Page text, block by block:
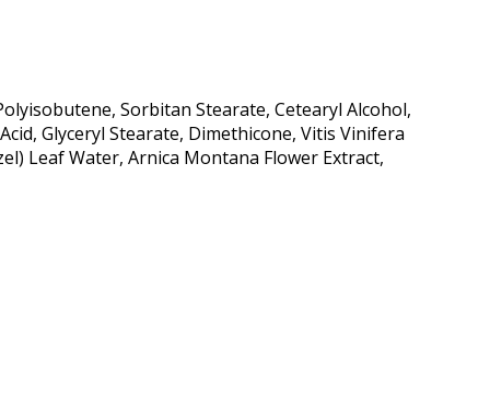
Sorbitan Stearate, Cetearyl Alcohol,
Glyceryl Stearate, Dimethicone, Vitis Vinifera
Leaf Water, Arnica Montana Flower Extract,